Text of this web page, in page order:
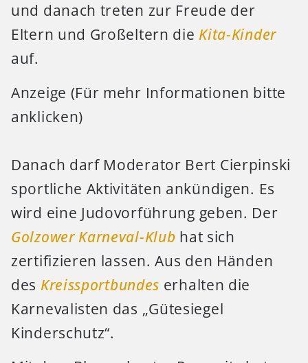
und danach treten zur Freude der
Eltern und Großeltern die Kita-Kinder
auf.
Anzeige (Für mehr Informationen bitte
anklicken)
Danach darf Moderator Bert Cierpinski
sportliche Aktivitäten ankündigen. Es
wird eine Judovorführung geben. Der
Golzower Karneval-Klub hat sich
zertifizieren lassen. Aus den Händen
des Kreissportbundes erhalten die
Karnevalisten das „Gütesiegel
Kinderschutz“.